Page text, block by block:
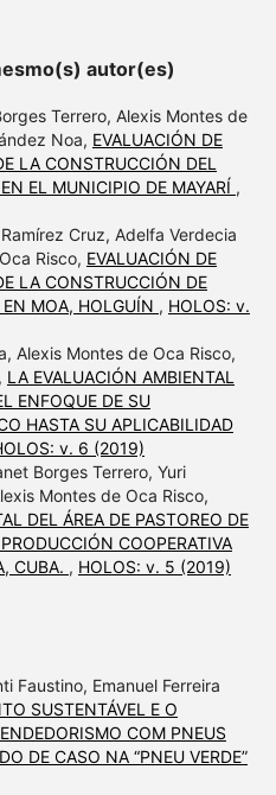
autor(es)
Terrero, Alexis Montes de
Noa, EVALUACIÓN DE
LA CONSTRUCCIÓN DEL
EL MUNICIPIO DE MAYARÍ ,
Cruz, Adelfa Verdecia
Risco, EVALUACIÓN DE
LA CONSTRUCCIÓN DE
MOA, HOLGUÍN , HOLOS: v.
Alexis Montes de Oca Risco,
LA EVALUACIÓN AMBIENTAL
ENFOQUE DE SU
HASTA SU APLICABILIDAD
v. 6 (2019)
Borges Terrero, Yuri
Montes de Oca Risco,
DEL ÁREA DE PASTOREO DE
COOPERATIVA
CUBA. , HOLOS: v. 5 (2019)
Faustino, Emanuel Ferreira
SUSTENTÁVEL E O
COM PNEUS
DE CASO NA “PNEU VERDE”